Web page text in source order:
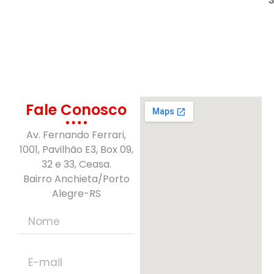
Fale Conosco
Av. Fernando Ferrari,
1001, Pavilhão E3, Box 09,
32 e 33, Ceasa.
Bairro Anchieta/Porto
Alegre-RS